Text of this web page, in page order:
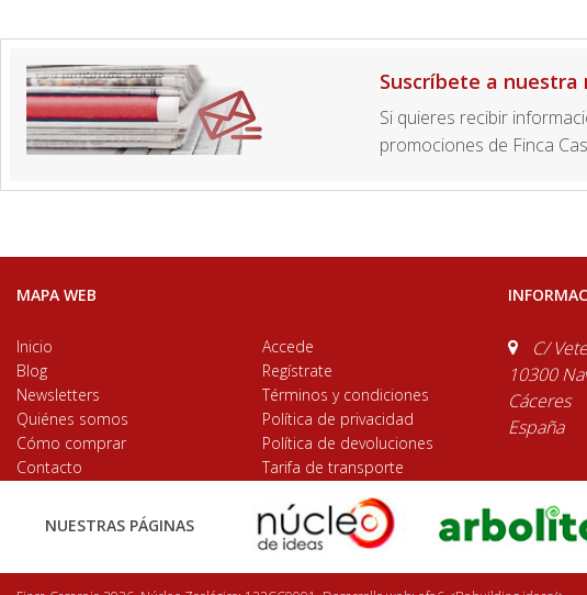
Suscríbete a
Si quieres recibir
promociones de Finca
MAPA WEB
Inicio
Blog
Newsletters
Quiénes somos
Cómo comprar
Contacto
Accede
Regístrate
Términos y condiciones
Política de privacidad
Política de devoluciones
Tarifa de transporte
C/
10300
Cáceres
España
NUESTRAS PÁGINAS